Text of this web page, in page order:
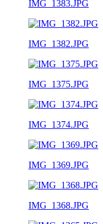
IMG_1383.JPG
IMG_1382.JPG
IMG_1375.JPG
IMG_1374.JPG
IMG_1369.JPG
IMG_1368.JPG